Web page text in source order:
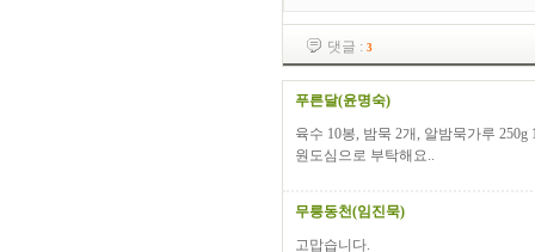
댓글 : 3
푸른달(윤명숙)
육수 10봉, 밤묵 2개, 알밤묵가루 250g
원도심으로 부탁해요..
무릉동천(임진묵)
고맙습니다.